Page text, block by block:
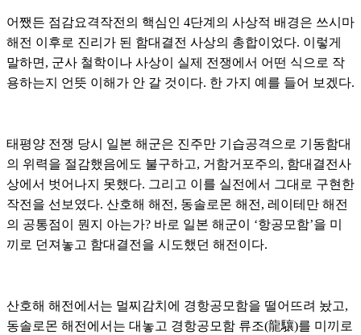
어쨌든 점감요격작전의 핵심인 4단계의 사상적 배경은 쓰시마
해전 이후로 진리가 된 함대결전 사상의 총합이었다. 이렇게
말하면, 군사 철학이나 사상이 실제 전쟁에서 어떤 식으로 작
용하는지 언뜻 이해가 안 갈 것이다. 한 가지 예를 들어 보겠다.
태평양 전쟁 당시 일본 해군은 진주만 기습공격으로 기동함대
의 위력을 절감했음에도 불구하고, 거함거포주의, 함대결전사
상에서 벗어나지 못했다. 그리고 이를 실전에서 그대로 구현한
작전을 선보였다. 산호해 해전, 동솔로몬 해전, 레이테만 해전
의 공통점이 뭔지 아는가? 바로 일본 해군이 ‘항공모함’을 미
끼로 던져놓고 함대결전을 시도했던 해전이다.
산호해 해전에서는 멀찌감치에 경항공모함을 떨어뜨려 놨고,
동솔로몬 해전에서는 대놓고 경항공모함 류조(龍驤)를 미끼로